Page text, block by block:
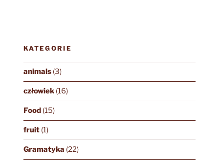
KATEGORIE
animals(3)
człowiek(16)
Food (15)
fruit(1)
Gramatyka (22)